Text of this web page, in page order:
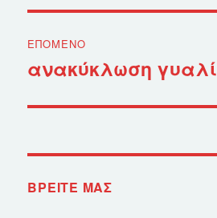
ΕΠΌΜΕΝΟ
Επόμενο
ανακύκλωση γυαλί
ΒΡΕΊΤΕ ΜΑΣ